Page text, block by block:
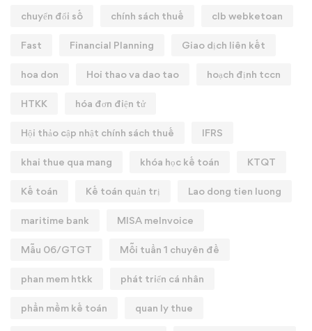
chuyển đổi số chính sách thuế clb webketoan
Fast Financial Planning Giao dịch liên kết
hoa don Hoi thao va dao tao hoạch định tccn
HTKK hóa đơn điện tử
Hội thảo cập nhật chính sách thuế IFRS
khai thue qua mang khóa học kế toán KTQT
Kế toán Kế toán quản trị Lao dong tien luong
maritime bank MISA meInvoice
Mẫu 06/GTGT Mỗi tuần 1 chuyên đề
phan mem htkk phát triển cá nhân
phần mềm kế toán quan ly thue